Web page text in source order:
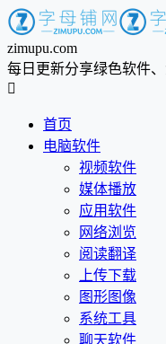
zimupu.com
每日更新分享绿色软件

首页
电脑软件
视频软件
媒体播放
应用软件
网络浏览
阅读翻译
上传下载
图形图像
系统工具
聊天软件